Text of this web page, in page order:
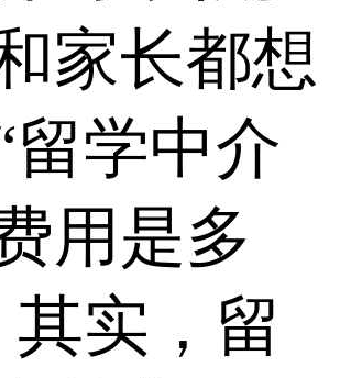
家长都想
留学中介
用是多
其实，留